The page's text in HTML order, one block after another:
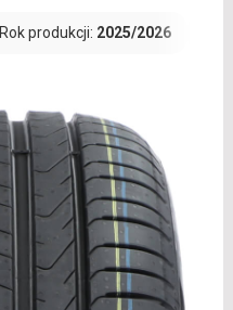
Rok produkcji: 2025/2026